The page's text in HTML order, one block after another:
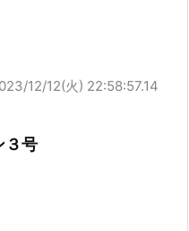
12/12(火) 22:58:57.14
３号